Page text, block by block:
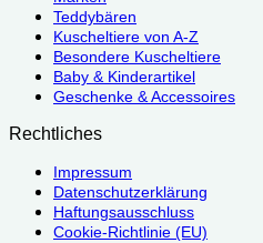
Teddybären
Kuscheltiere von A-Z
Besondere Kuscheltiere
Baby & Kinderartikel
Geschenke & Accessoires
Rechtliches
Impressum
Datenschutzerklärung
Haftungsausschluss
Cookie-Richtlinie (EU)